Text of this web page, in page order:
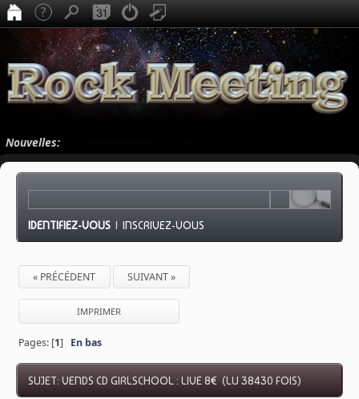
Nouvelles:
IDENTIFIEZ-VOUS |INSCRIVEZ-VOUS
« PRÉCÉDENT SUIVANT »
IMPRIMER
Pages: [1] En bas
SUJET: VENDS CD GIRLSCHOOL : LIVE 8€ (LU 38430 FOIS)